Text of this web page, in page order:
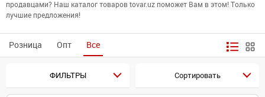
продавцами? Наш каталог товаров tovar.uz поможет Вам в этом! Только
лучшие предложения!
Розница Опт Все
ФИЛЬТРЫ Сортировать